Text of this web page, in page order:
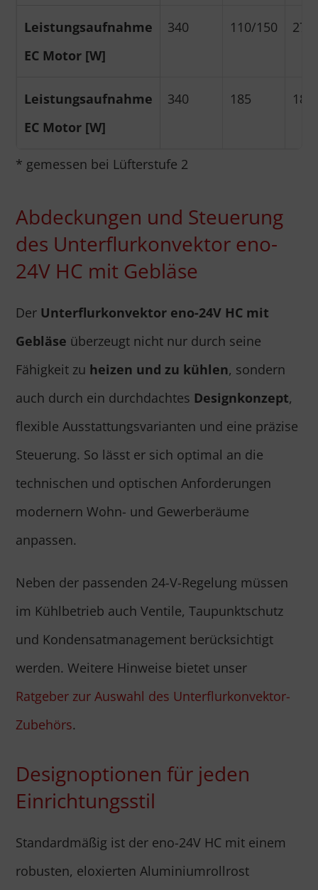
Leistungsaufnahme
EC Motor [W]
340 110/150 27
Leistungsaufnahme
EC Motor [W]
340 185 18
* gemessen bei Lüfterstufe 2
Abdeckungen und Steuerung
des Unterflurkonvektor eno-
24V HC mit Gebläse
Der Unterflurkonvektor eno-24V HC mit
Gebläse überzeugt nicht nur durch seine
Fähigkeit zu heizen und zu kühlen, sondern
auch durch ein durchdachtes Designkonzept,
flexible Ausstattungsvarianten und eine präzise
Steuerung. So lässt er sich optimal an die
technischen und optischen Anforderungen
modernern Wohn- und Gewerberäume
anpassen.
Neben der passenden 24-V-Regelung müssen
im Kühlbetrieb auch Ventile, Taupunktschutz
und Kondensatmanagement berücksichtigt
werden. Weitere Hinweise bietet unser
Ratgeber zur Auswahl des Unterflurkonvektor-
Zubehörs.
Designoptionen für jeden
Einrichtungsstil
Standardmäßig ist der eno-24V HC mit einem
robusten, eloxierten Aluminiumrollrost